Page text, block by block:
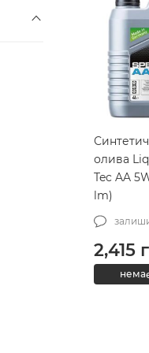
олива
Tec AA
lm)
2,415